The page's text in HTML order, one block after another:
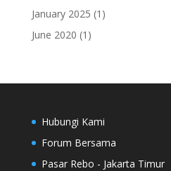
January 2025 (1)
June 2020 (1)
Hubungi Kami
Forum Bersama
Pasar Rebo - Jakarta Timur